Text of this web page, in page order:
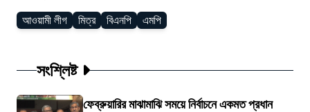
আওয়ামী লীগ মিত্র বিএনপি এমপি
সংশ্লিষ্ট
ফেব্রুয়ারির মাঝামাঝি সময়ে নির্বাচনে একমত প্রধান